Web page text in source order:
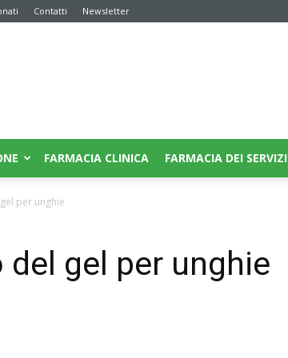
Contatti Newsletter
FARMACIA CLINICA FARMACIA DEI SERVIZI
per unghie
gel per unghie